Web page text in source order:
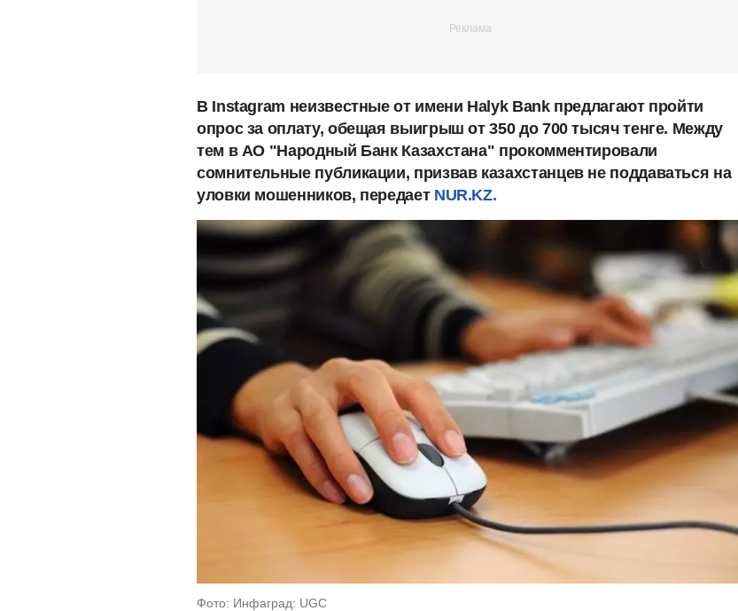
В Instagram неизвестные от имени Halyk Bank предлагают пройти
опрос за оплату, обещая выигрыш от 350 до 700 тысяч тенге. Между
тем в АО "Народный Банк Казахстана" прокомментировали
сомнительные публикации, призвав казахстанцев не поддаваться на
уловки мошенников, передает NUR.KZ.
Фото: Инфаград: UGC